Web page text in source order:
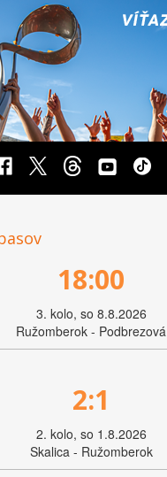
18:00
3. kolo, so 8.8.2026
Ružomberok - Podbrezová
2:1
2. kolo, so 1.8.2026
Skalica - Ružomberok